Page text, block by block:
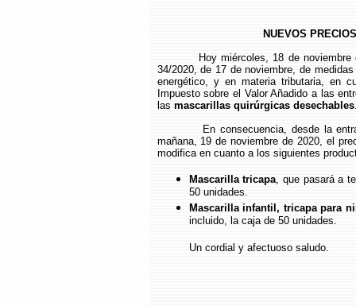
NUEVOS
Hoy miércoles, 18 de
34/2020, de 17 de noviembre, de
energético, y en materia tributaria, en
Impuesto sobre el Valor Añadido a las
las mascarillas quirúrgicas desechables
En consecuencia, desde la
mañana, 19 de noviembre de 2020, el
modifica en cuanto a los siguientes
Mascarilla tricapa, que pasará a
50 unidades.
Mascarilla infantil, tricapa para
incluido, la caja de 50 unidades.
Un cordial y afectuoso saludo.